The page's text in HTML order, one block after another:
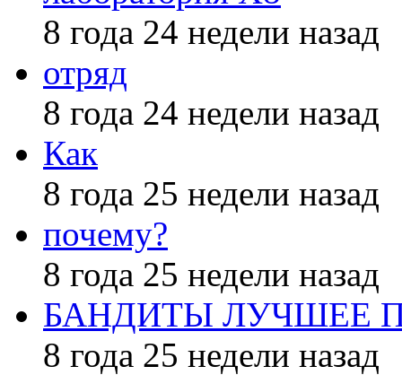
8 года 24 недели назад
отряд
8 года 24 недели назад
Как
8 года 25 недели назад
почему?
8 года 25 недели назад
БАНДИТЫ ЛУЧШЕЕ
8 года 25 недели назад